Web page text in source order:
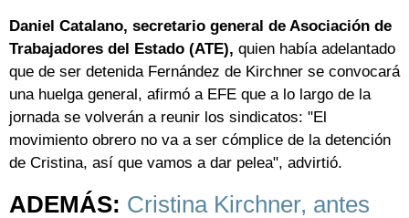
Daniel Catalano, secretario general de Asociación de
Trabajadores del Estado (ATE), quien había adelantado
que de ser detenida Fernández de Kirchner se convocará
una huelga general, afirmó a EFE que a lo largo de la
jornada se volverán a reunir los sindicatos: "El
movimiento obrero no va a ser cómplice de la detención
de Cristina, así que vamos a dar pelea", advirtió.
ADEMÁS: Cristina Kirchner, antes